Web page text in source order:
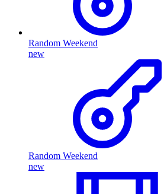
Random Weekend
new
Random Weekend
new